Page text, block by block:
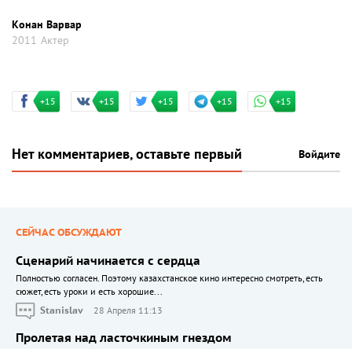
Конан Варвар
2011 Актер
+15 +15 +15 +15 +15
Нет комментариев, оставьте первый Войдите
СЕЙЧАС ОБСУЖДАЮТ
Сценарий начинается с сердца
Полностью согласен. Поэтому казахстанское кино интересно смотреть, есть
сюжет, есть уроки и есть хорошие...
Stanislav
28 Апреля 11:13
Пролетая над ласточкиным гнездом